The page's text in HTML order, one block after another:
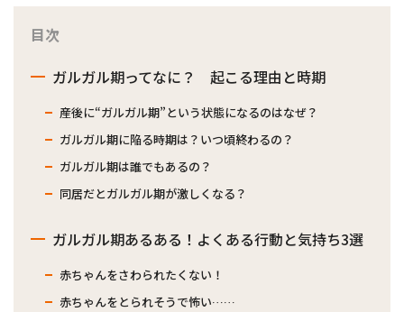
目次
ガルガル期ってなに？ 起こる理由と時期
産後に“ガルガル期”という状態になるのはなぜ？
ガルガル期に陥る時期は？いつ頃終わるの？
ガルガル期は誰でもあるの？
同居だとガルガル期が激しくなる？
ガルガル期あるある！よくある行動と気持ち3選
赤ちゃんをさわられたくない！
赤ちゃんをとられそうで怖い……